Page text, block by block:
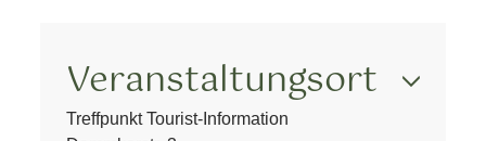
Veranstaltungsort
Treffpunkt Tourist-Information